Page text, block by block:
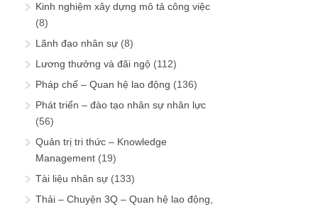
Kinh nghiệm xây dựng mô tả công việc
(8)
Lãnh đạo nhân sự (8)
Lương thưởng và đãi ngộ (112)
Pháp chế – Quan hệ lao động (136)
Phát triển – đào tạo nhân sự nhân lực
(56)
Quản trị tri thức – Knowledge
Management (19)
Tài liệu nhân sự (133)
Thải – Chuyện 3Q – Quan hệ lao động,